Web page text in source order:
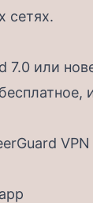
сетях.
7.0 или